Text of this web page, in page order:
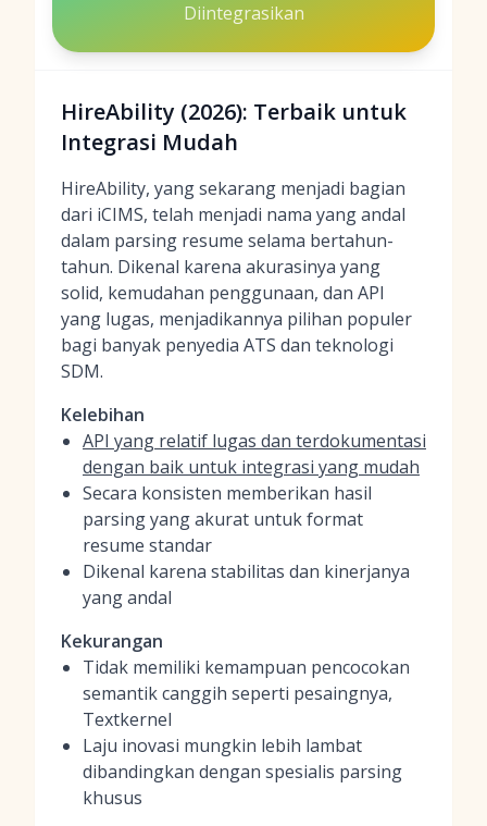
Diintegrasikan
HireAbility (2026): Terbaik untuk
Integrasi Mudah
HireAbility, yang sekarang menjadi bagian
dari iCIMS, telah menjadi nama yang andal
dalam parsing resume selama bertahun-
tahun. Dikenal karena akurasinya yang
solid, kemudahan penggunaan, dan API
yang lugas, menjadikannya pilihan populer
bagi banyak penyedia ATS dan teknologi
SDM.
Kelebihan
API yang relatif lugas dan terdokumentasi
dengan baik untuk integrasi yang mudah
Secara konsisten memberikan hasil
parsing yang akurat untuk format
resume standar
Dikenal karena stabilitas dan kinerjanya
yang andal
Kekurangan
Tidak memiliki kemampuan pencocokan
semantik canggih seperti pesaingnya,
Textkernel
Laju inovasi mungkin lebih lambat
dibandingkan dengan spesialis parsing
khusus